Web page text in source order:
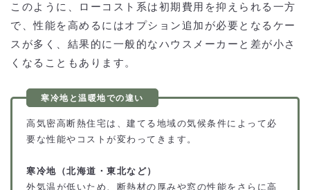
このように、ローコスト系は初期費用を抑えられる一方
で、性能を高めるにはオプション追加が必要となるケー
スが多く、結果的に一般的なハウスメーカーと差が小さ
くなることもあります。
高気密高断熱住宅は、建てる地域の気候条件によって必
要な性能やコストが変わってきます。
寒冷地（北海道・東北など）
外気温が低いため、断熱材の厚みや窓の性能をさらに高